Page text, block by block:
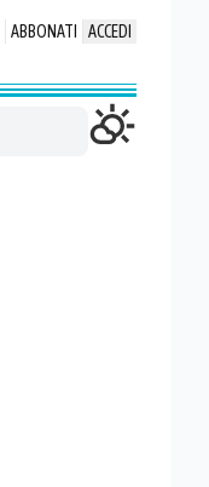
ABBONATI ACCEDI